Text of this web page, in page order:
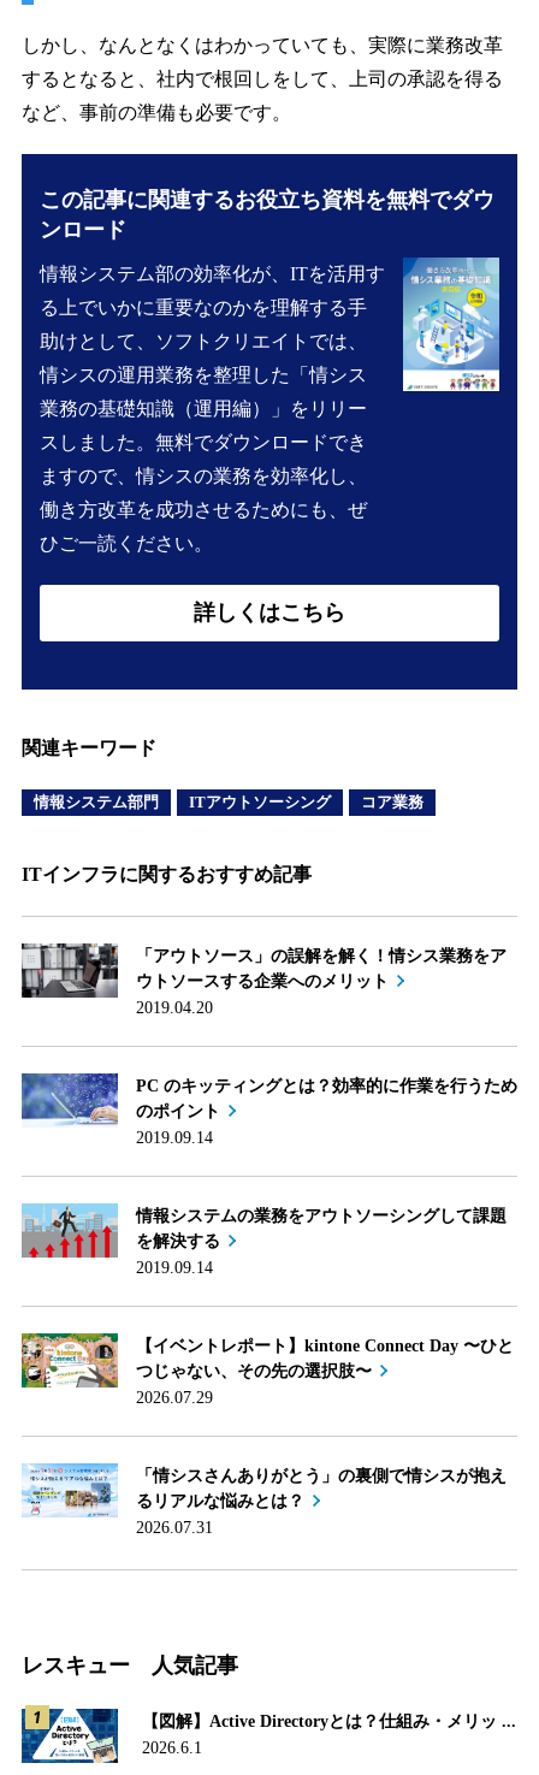
しかし、なんとなくはわかっていても、実際に業務改革
するとなると、社内で根回しをして、上司の承認を得る
など、事前の準備も必要です。
この記事に関連するお役立ち資料を無料でダウ
ンロード
情報システム部の効率化が、ITを活用す
る上でいかに重要なのかを理解する手
助けとして、ソフトクリエイトでは、
情シスの運用業務を整理した「情シス
業務の基礎知識（運用編）」をリリー
スしました。無料でダウンロードでき
ますので、情シスの業務を効率化し、
働き方改革を成功させるためにも、ぜ
ひご一読ください。
詳しくはこちら
関連キーワード
情報システム部門 ITアウトソーシング コア業務
ITインフラに関するおすすめ記事
「アウトソース」の誤解を解く！情シス業務をア
ウトソースする企業へのメリット
2019.04.20
PC のキッティングとは？効率的に作業を行うため
のポイント
2019.09.14
情報システムの業務をアウトソーシングして課題
を解決する
2019.09.14
【イベントレポート】kintone Connect Day 〜ひと
つじゃない、その先の選択肢〜
2026.07.29
「情シスさんありがとう」の裏側で情シスが抱え
るリアルな悩みとは？
2026.07.31
レスキュー 人気記事
【図解】Active Directoryとは？仕組み・メリッ ...
2026.6.1